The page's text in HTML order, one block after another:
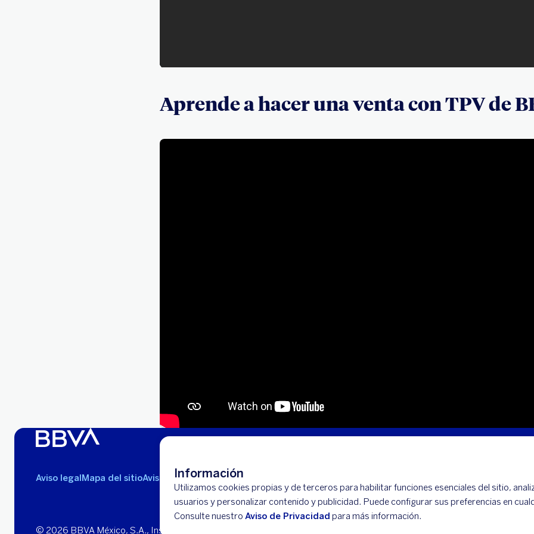
Información
Utilizamos cookies propias y de terceros para habilitar funciones esenciales del sitio,
usuarios y personalizar contenido y publicidad. Puede configurar sus preferencias en
Consulte nuestro Aviso de Privacidad para más información.
Aprende a hacer una venta con TPV de
Aviso legalMapa del sitioAvisos de privacidad
© 2026 BBVA México, S.A., Institución de Banca Múltiple, Grupo Financiero BBVA México. Avenida